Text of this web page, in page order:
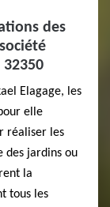
des
32350
Elagage, les
elle
réaliser les
des jardins ou
la
tous les